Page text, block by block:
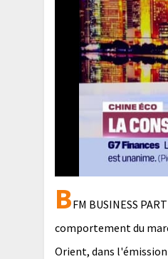
BFM BUSINESS
comportement du
Orient, dans l'émission